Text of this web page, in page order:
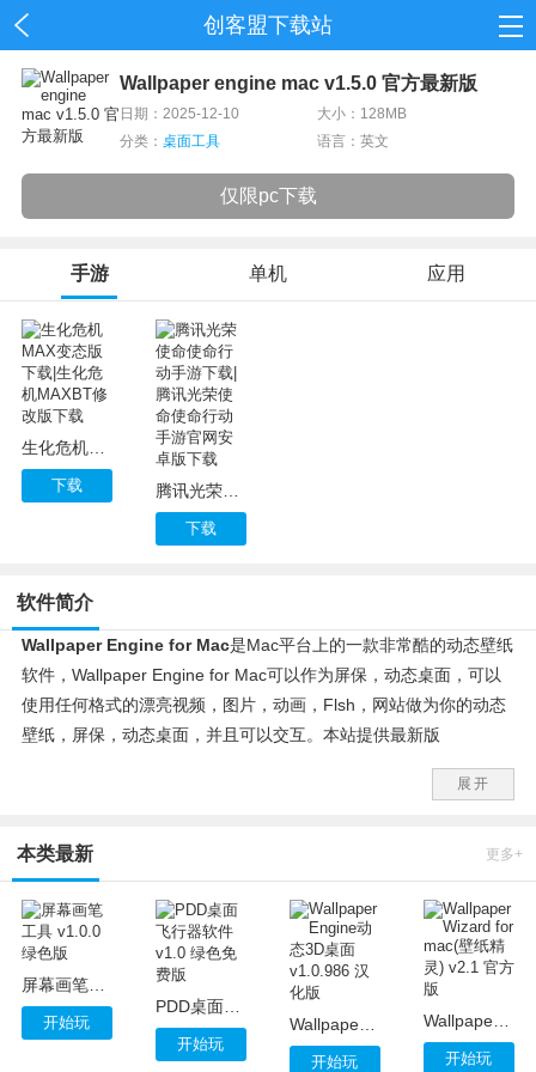
创客盟下载站
首页
资讯
Wallpaper engine mac v1.5.0 官方最新版
日期：2025-12-10
大小：128MB
分类： 桌面工具 语言：英文
仅限pc下载
手游 单机 应用
生化危机MAX变态版下载|生化危机MAXBT修改版下载
下载 腾讯光荣使命使命行动手游下载|腾讯光荣使命使命行动手游官网安卓版下载
下载
软件简介
Wallpaper Engine for Mac是Mac平台上的一款非常酷的动态壁纸
软件，Wallpaper Engine for Mac可以作为屏保，动态桌面，可以
使用任何格式的漂亮视频，图片，动画，Flsh，网站做为你的动态
壁纸，屏保，动态桌面，并且可以交互。本站提供最新版
Wallpaper Engine Mac版是可以交互的动态壁纸。只要你喜欢，你
可以把网络上可以找到的任何漂亮的你喜欢的资源或者你自己拍摄
制作的视频，动画，网页等来做为你设备的动态壁纸，屏保，动态
桌面。更可以让动态壁纸暂停，关闭和打开声音。Wallpaper
Engine Mac版占用资源少，运行流畅。内附十六个高清的视频免费
赠送，可以任意切换，包括星空，大自然，风景，雪花，鲜花，蓝
天白云，海浪，鱼池，月亮夜空，火，水，电流，海滩，海港等精
美的高清视频可以任意设为动态壁纸和屏保。
展开
本类最新 更多+
屏幕画笔工具 v1.0.0 绿色版
开始玩
PDD桌面飞行器软件 v1.0 绿色免费版
开始玩
Wallpaper Engine动态3D桌面 v1.0.986 汉化版
开始玩
Wallpaper Wizard for mac(壁纸精灵) v2.1 官方版
开始玩